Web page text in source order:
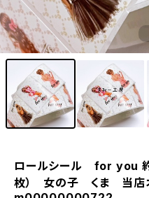
ロールシール for you
枚） 女の子 くま 当店